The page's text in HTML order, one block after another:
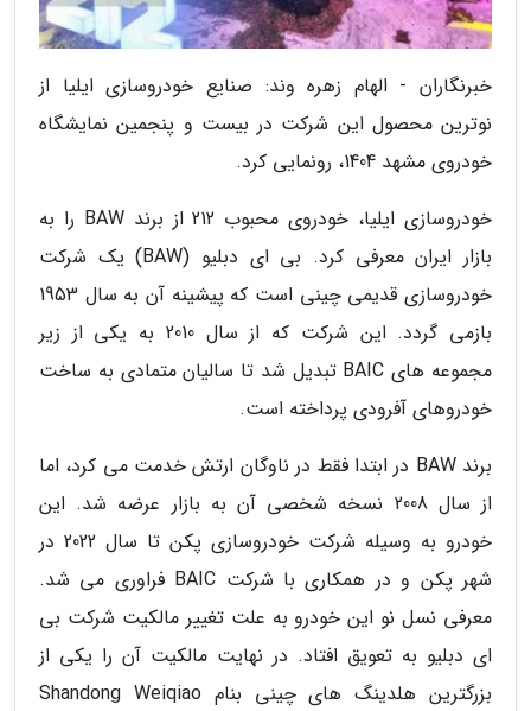
خبرنگاران - الهام زهره وند: صنایع خودروسازی ایلیا از
نوترین محصول این شرکت در بیست و پنجمین نمایشگاه
خودروی مشهد 1404، رونمایی کرد.
خودروسازی ایلیا، خودروی محبوب 212 از برند BAW را به
بازار ایران معرفی کرد. بی ای دبلیو (BAW) یک شرکت
خودروسازی قدیمی چینی است که پیشینه آن به سال 1953
بازمی گردد. این شرکت که از سال 2010 به یکی از زیر
مجموعه های BAIC تبدیل شد تا سالیان متمادی به ساخت
خودروهای آفرودی پرداخته است.
برند BAW در ابتدا فقط در ناوگان ارتش خدمت می کرد، اما
از سال 2008 نسخه شخصی آن به بازار عرضه شد. این
خودرو به وسیله شرکت خودروسازی پکن تا سال 2022 در
شهر پکن و در همکاری با شرکت BAIC فراوری می شد.
معرفی نسل نو این خودرو به علت تغییر مالکیت شرکت بی
ای دبلیو به تعویق افتاد. در نهایت مالکیت آن را یکی از
بزرگترین هلدینگ های چینی بنام Shandong Weiqiao